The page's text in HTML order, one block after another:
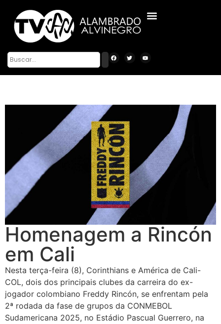
Homenagem a Rincón
em Cali
Nesta terça-feira (8), Corinthians e América de Cali-
COL, dois dos principais clubes da carreira do ex-
jogador colombiano Freddy Rincón, se enfrentam pela
2ª rodada da fase de grupos da CONMEBOL
Sudamericana 2025, no Estádio Pascual Guerrero, na